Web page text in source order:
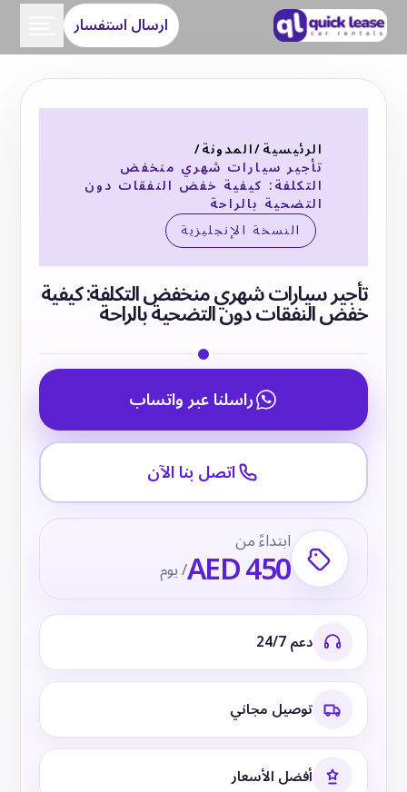
ارسال استفسار
الرئيسية/المدونة/
تأجير سيارات شهري منخفض
التكلفة: كيفية خفض النفقات دون
التضحية بالراحة
النسخة الإنجليزية
تأجير سيارات شهري منخفض التكلفة: كيفية
خفض النفقات دون التضحية بالراحة
راسلنا عبر واتساب
اتصل بنا الآن
ابتداءً من
AED 450/ يوم
دعم 24/7
توصيل مجاني
أفضل الأسعار